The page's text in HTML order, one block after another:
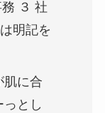
３ 社
明記を
肌に合
とし